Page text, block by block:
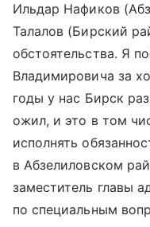
Ильдар Нафиков
Талалов (Бирский
обстоятельства. Я
Владимировича за
годы у нас Бирск
ожил, и это в том
исполнять
в Абзелиловском
заместитель главы
по специальным